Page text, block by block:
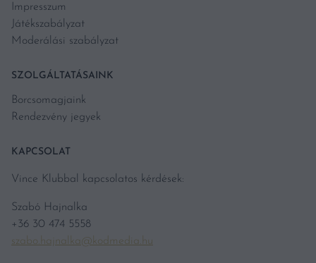
Impresszum
Játékszabályzat
Moderálási szabályzat
SZOLGÁLTATÁSAINK
Borcsomagjaink
Rendezvény jegyek
KAPCSOLAT
Vince Klubbal kapcsolatos kérdések:
Szabó Hajnalka
+36 30 474 5558
szabo.hajnalka@kodmedia.hu